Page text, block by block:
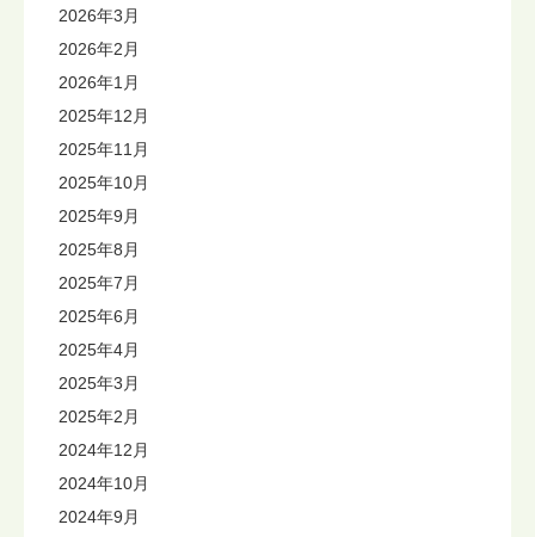
2026年3月
2026年2月
2026年1月
2025年12月
2025年11月
2025年10月
2025年9月
2025年8月
2025年7月
2025年6月
2025年4月
2025年3月
2025年2月
2024年12月
2024年10月
2024年9月